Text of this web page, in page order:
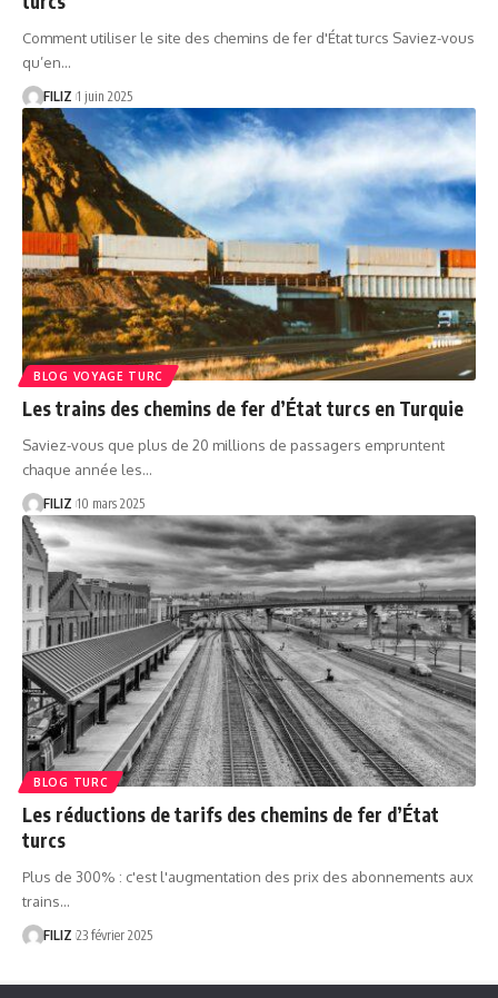
Comment utiliser le site des chemins de fer d'État turcs Saviez-vous
qu’en…
FILIZ 1 juin 2025
BLOG VOYAGE TURC
Les trains des chemins de fer d’État turcs en Turquie
Saviez-vous que plus de 20 millions de passagers empruntent
chaque année les…
FILIZ 10 mars 2025
BLOG TURC
Les réductions de tarifs des chemins de fer d’État
turcs
Plus de 300% : c'est l'augmentation des prix des abonnements aux
trains…
FILIZ 23 février 2025